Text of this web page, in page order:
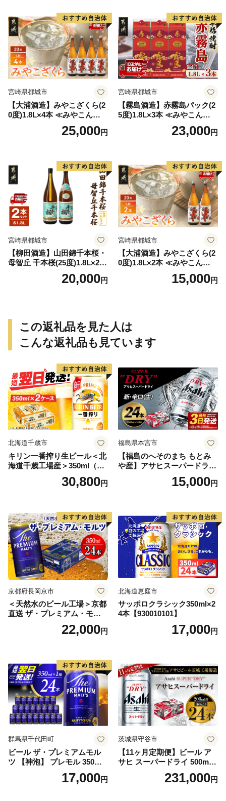
宮崎県都城市
【大浦酒造】みやこざくら(2
0度)1.8L×4本 ≪みやこんじょ
特急便≫_AD-077125,000円
宮崎県都城市
【霧島酒造】赤霧島パック(2
5度)1.8L×3本 ≪みやこんじょ
特急便≫_23-07-K03P-1800-3
23,000円
宮崎県都城市
【柳田酒造】山田錦千本桜・
母智丘 千本桜(25度)1.8L×2本
≪みやこんじょ特急便≫_AC
20,000円
宮崎県都城市
【大浦酒造】みやこざくら(2
0度)1.8L×2本 ≪みやこんじょ
特急便≫_MJ-077115,000円
この返礼品を見た人は
こんな返礼品も見ています
北海道千歳市
キリン一番搾り生ビール＜北
海道千歳工場産＞350ml（24
30,800円
福島県本宮市
【福島のへそのまち もとみ
や産】アサヒスーパードライ
350ml×24本 合計8.4L 1ケー
ス アルコール度数5% 缶ビー
口 送料無料 カメイ 本宮市
【07214-0206】
15,000円
京都府長岡京市
＜天然水のビール工場＞京都
直送 ザ・プレミアム・モル
ツ 350ml×24本 プレモル [149
22,000円
北海道恵庭市
サッポロクラシック350ml×2
4本【930010101】
17,000円
群馬県千代田町
ビール ザ・プレミアムモル
ツ 【神泡】 プレモル 350ml
× 24本 サントリー〈天然水の
ビール工場〉群馬※沖縄・離
17,000円
茨城県守谷市
【11ヶ月定期便】ビール ア
サヒ スーパードライ 500ml 2
4本 1ケース×11ヶ月 | アサヒ
ビール 究極の辛口 酒 お酒 ア
231,000円